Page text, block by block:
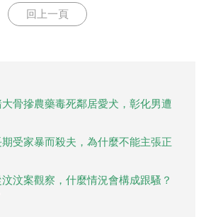
回上一頁
大骨摻農藥毒死鄰居愛犬，彰化男遭
期受家暴而殺夫，為什麼不能主張正
汶汶案觀察，什麼情況會構成跟騷？